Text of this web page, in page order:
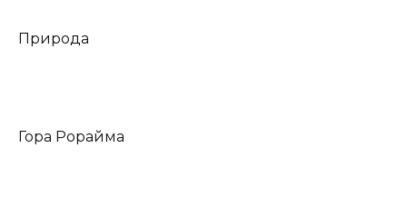
Природа
Гора Рорайма